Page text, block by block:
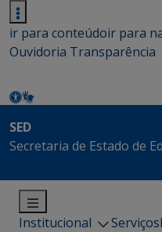
ir para conteúdoir para
Ouvidoria Transparência
SED
Secretaria de Estado de
Institucional Serviços